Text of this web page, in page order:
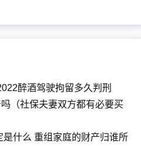
醉酒驾驶拘留多久判刑
（社保夫妻双方都有必要买
什么 重组家庭的财产归谁所